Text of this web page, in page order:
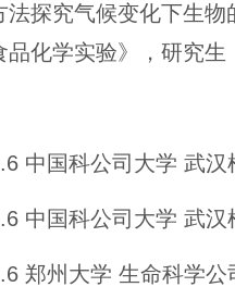
法探究气候变化下生
品化学实验》，研究
中国科公司大学 武
中国科公司大学 武
郑州大学 生命科学